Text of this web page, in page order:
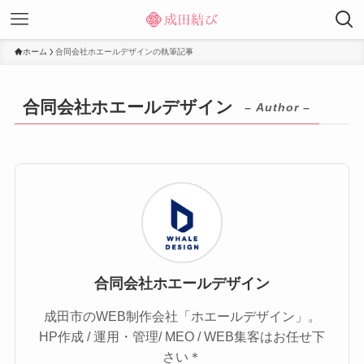
ホーム 合同会社ホエールデザインの執筆記事
合同会社ホエールデザイン – Author –
合同会社ホエールデザイン
成田市のWEB制作会社「ホエールデザイン」。
HP作成 / 運用・管理/ MEO / WEB集客はお任せ下
さい＊